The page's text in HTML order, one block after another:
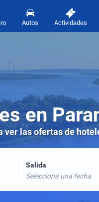
Autos Actividades
en
ver las ofertas de
Salida
Seleccioná una fecha